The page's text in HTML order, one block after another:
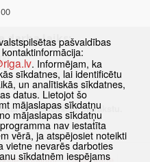
darba laiks:
ar iepriekšēju pierakstu.
pašvaldības
. Informējam, ka
sīkdatnes, lai identificētu
un analītiskās sīkdatnes,
datus. Lietojot šo
mājaslapas sīkdatņu
mājaslapas sīkdatņu
nav iestatīta
vērā, ja atspējosiet noteikti
vietne nevarēs darboties
sīkdatnēm iespējams